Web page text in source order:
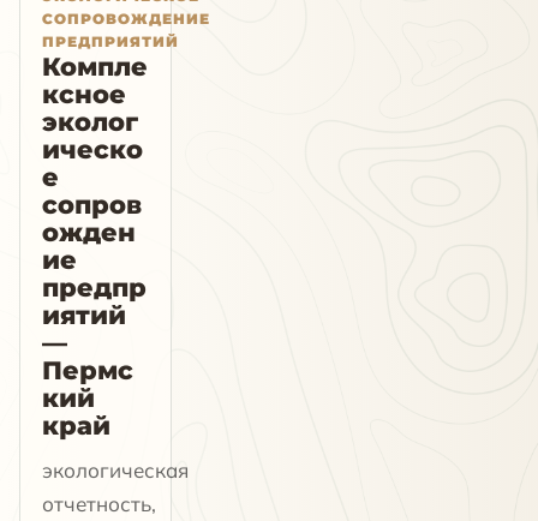
СОПРОВОЖДЕНИЕ
ПРЕДПРИЯТИЙ
Компле
ксное
эколог
ическо
е
сопров
ожден
ие
предпр
иятий
—
Пермс
кий
край
экологическая
отчетность,